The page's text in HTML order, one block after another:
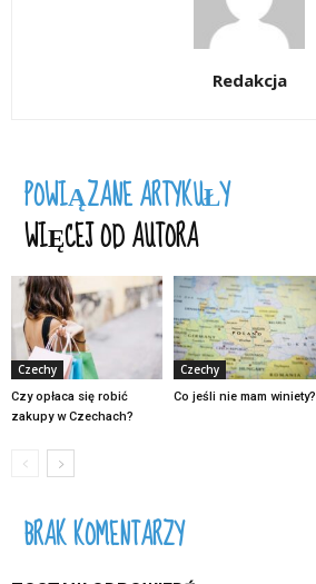
Redakcja
POWIĄZANE ARTYKUŁY
WIĘCEJ OD AUTORA
Czechy
Czy opłaca się robić
zakupy w Czechach?
Czechy
Co jeśli nie mam winiety?
BRAK KOMENTARZY